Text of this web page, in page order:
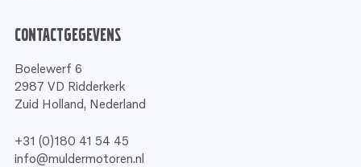
Contactgegevens
Boelewerf 6
2987 VD Ridderkerk
Zuid Holland, Nederland
+31 (0)180 41 54 45
info@muldermotoren.nl